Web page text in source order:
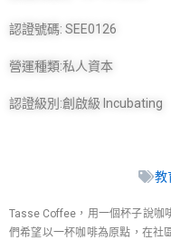
認證號碼: SEE0126
營運種類:私人資本
認證級別:創啟級 Incubating
教
Tasse Coffee，用一個杯子說咖
們希望以一杯咖啡為原點，在社